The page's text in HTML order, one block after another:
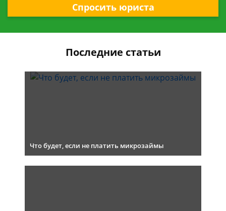
Спросить юриста
Последние статьи
Что будет, если не платить микрозаймы